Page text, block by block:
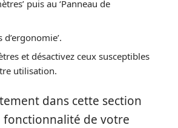
puis au ‘Panneau de
et désactivez ceux susceptibles
utilisation.
dans cette section
de votre